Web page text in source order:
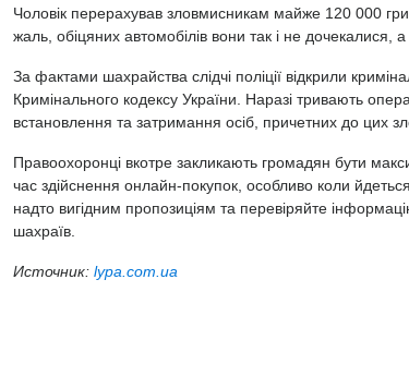
Чоловік перерахував зловмисникам майже 120 000
жаль, обіцяних автомобілів вони так і не дочекалися, а
За фактами шахрайства слідчі поліції відкрили
Кримінального кодексу України. Наразі тривають
встановлення та затримання осіб, причетних до цих
Правоохоронці вкотре закликають громадян бути
час здійснення онлайн-покупок, особливо коли
надто вигідним пропозиціям та перевіряйте
шахраїв.
Источник: lypa.com.ua